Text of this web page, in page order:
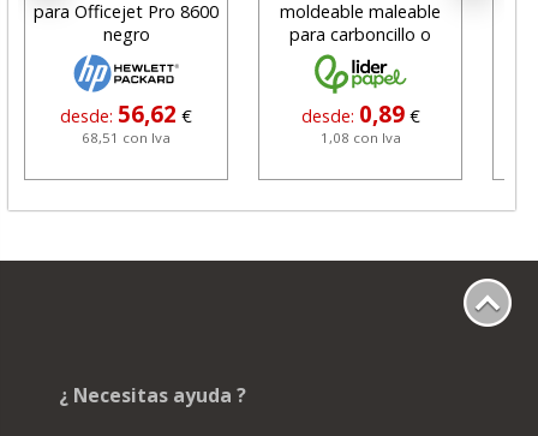
para Officejet Pro 8600
negro
desde: 56,62 €
68,51 con Iva
moldeable maleable
para carboncillo o
grafito
desde: 0,89 €
1,08 con Iva
¿ Necesitas ayuda ?